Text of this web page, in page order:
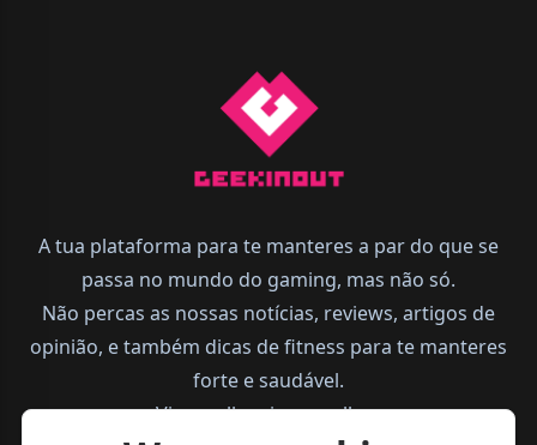
A tua plataforma para te manteres a par do que se
passa no mundo do gaming, mas não só.
Não percas as nossas notícias, reviews, artigos de
opinião, e também dicas de fitness para te manteres
forte e saudável.
Vive melhor, joga melhor.